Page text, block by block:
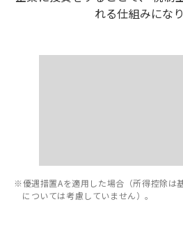
れる仕組みになり
※優遇措置Aを適用した場合（所得控除は
については考慮していません）。